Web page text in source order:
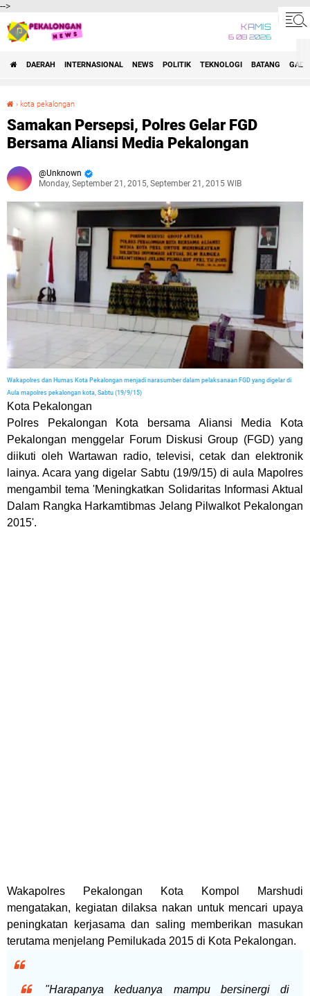
-->
KAMIS
6 08 2026
DAERAH INTERNASIONAL NEWS POLITIK TEKNOLOGI BATANG
› kota pekalongan
Samakan Persepsi, Polres Gelar FGD
Bersama Aliansi Media Pekalongan
Unknown
Monday, September 21, 2015, September 21, 2015 WIB
Wakapolres dan Humas Kota Pekalongan menjadi narasumber dalam pelaksanaan FGD yang digelar di
Aula mapolres pekalongan kota, Sabtu (19/9/15)
Kota Pekalongan
Polres Pekalongan Kota bersama Aliansi Media Kota
Pekalongan menggelar Forum Diskusi Group (FGD) yang
diikuti oleh Wartawan radio, televisi, cetak dan elektronik
lainya. Acara yang digelar Sabtu (19/9/15) di aula Mapolres
mengambil tema 'Meningkatkan Solidaritas Informasi Aktual
Dalam Rangka Harkamtibmas Jelang Pilwalkot Pekalongan
2015'.
Wakapolres Pekalongan Kota Kompol Marshudi
mengatakan, kegiatan dilaksa nakan untuk mencari upaya
peningkatan kerjasama dan saling memberikan masukan
terutama menjelang Pemilukada 2015 di Kota Pekalongan.
"Harapanya keduanya mampu bersinergi di